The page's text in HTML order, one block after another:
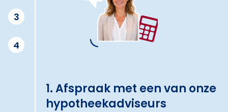
3
4
1. Afspraak met een van onze
hypotheekadviseurs